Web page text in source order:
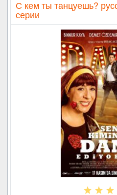
С кем ты танцуешь?
серии